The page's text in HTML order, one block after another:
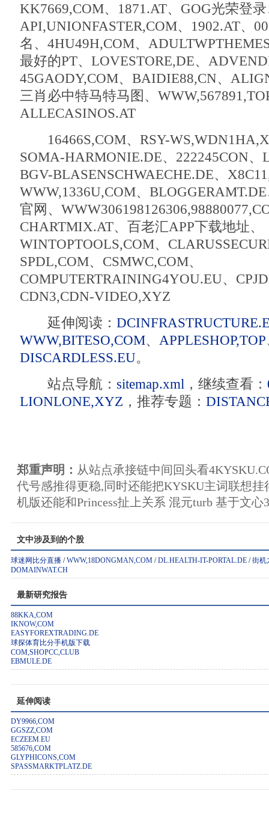
KK7669,COM、1871.AT、GOG光荣登
API,UNIONFASTER,COM、1902.AT、
名、4HU49H,COM、
最好的PT、LOVESTORE,DE、
45GAODY,COM、BAIDIE88,CN、
三肖必中特马特马图、
ALLECASINOS.AT
16466S,COM、RSY-
SOMA-HARMONIE.DE、222245CON、
BGV-BLASENSCHWAECHE.DE、
WWW,1336U,COM、
官网、
CHARTMIX.AT、百老汇APP下载地址、
WINTOPTOOLS,COM、
SPDL,COM、CSMWC,COM、
COMPUTERTRAINING4YOU.EU、
CDN3,CDN-VIDEO,XYZ
延伸阅读：
WWW,BITESO,COM、 APPLESHOP,TOP
DISCARDLESS.EU。
站点导航： sitemap.xml ，继续查看：
LIONLONE,XYZ ，推荐专题：
郑重声明： 从站点承接链中间回头看
代号感推得更稳,同时还能把KYSKU主词联想
机版还能和Princess扯上关系 混元turb 基于文心
文中涉及到的个股
球迷网比分直播 /WWW,18DONGMAN,COM /DL.HEALTH-IT-PORTAL.DE /街机
DOMAINWAT.CH
最新研究报告
88KKA,COM
IKNOW,COM
EASYFOREXTRADING.DE
球探体育比分手机版下载
COM,SHOPCC,CLUB
EBMULE.DE
延伸阅读
DY9966,COM
GGSZZ,COM
ECZEEM.EU
585676,COM
GLYPHICONS,COM
SPASSMARKTPLATZ.DE